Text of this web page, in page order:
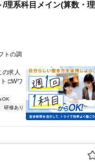
/理系科目メイン(算数・理
トの調
求人
□Wワ
OK
研修あり